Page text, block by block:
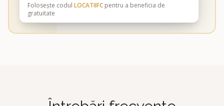
Folosește codul LOCATIIFC pentru a beneficia de
gratuitate